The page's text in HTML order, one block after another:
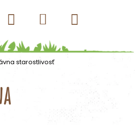
Kapsičky pre psov
Hľadať Prihlásenie
košík
starostlivosť